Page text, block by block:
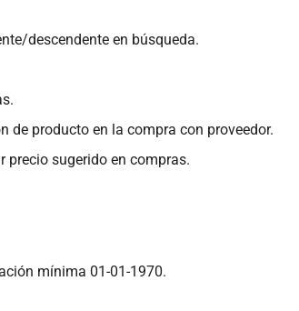
descendente en búsqueda.
de producto en la compra con proveedor.
precio sugerido en compras.
mínima 01-01-1970.